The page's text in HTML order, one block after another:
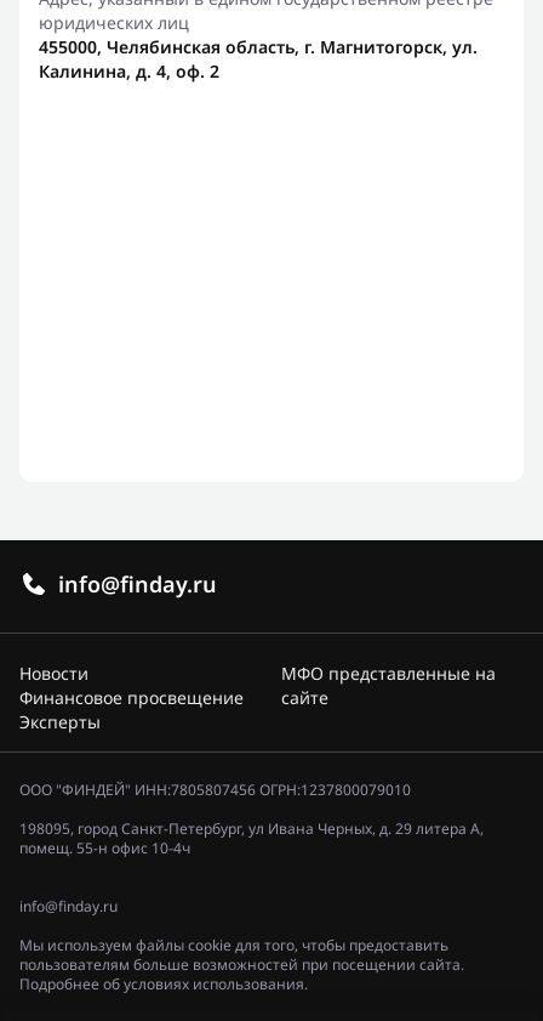
юридических лиц
455000, Челябинская область, г. Магнитогорск, ул.
Калинина, д. 4, оф. 2
info@finday.ru
Новости
Финансовое просвещение
Эксперты
МФО представленные на
сайте
ООО "ФИНДЕЙ" ИНН:7805807456 ОГРН:1237800079010
198095, город Санкт-Петербург, ул Ивана Черных, д. 29 литера А,
помещ. 55-н офис 10-4ч
info@finday.ru
Мы используем файлы cookie для того, чтобы предоставить
пользователям больше возможностей при посещении сайта.
Подробнее об условиях использования.